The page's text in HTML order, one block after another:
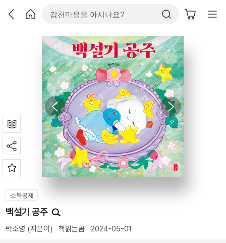
소득공제
백설기 공주
박소영 (지은이) 책읽는곰 2024-05-01